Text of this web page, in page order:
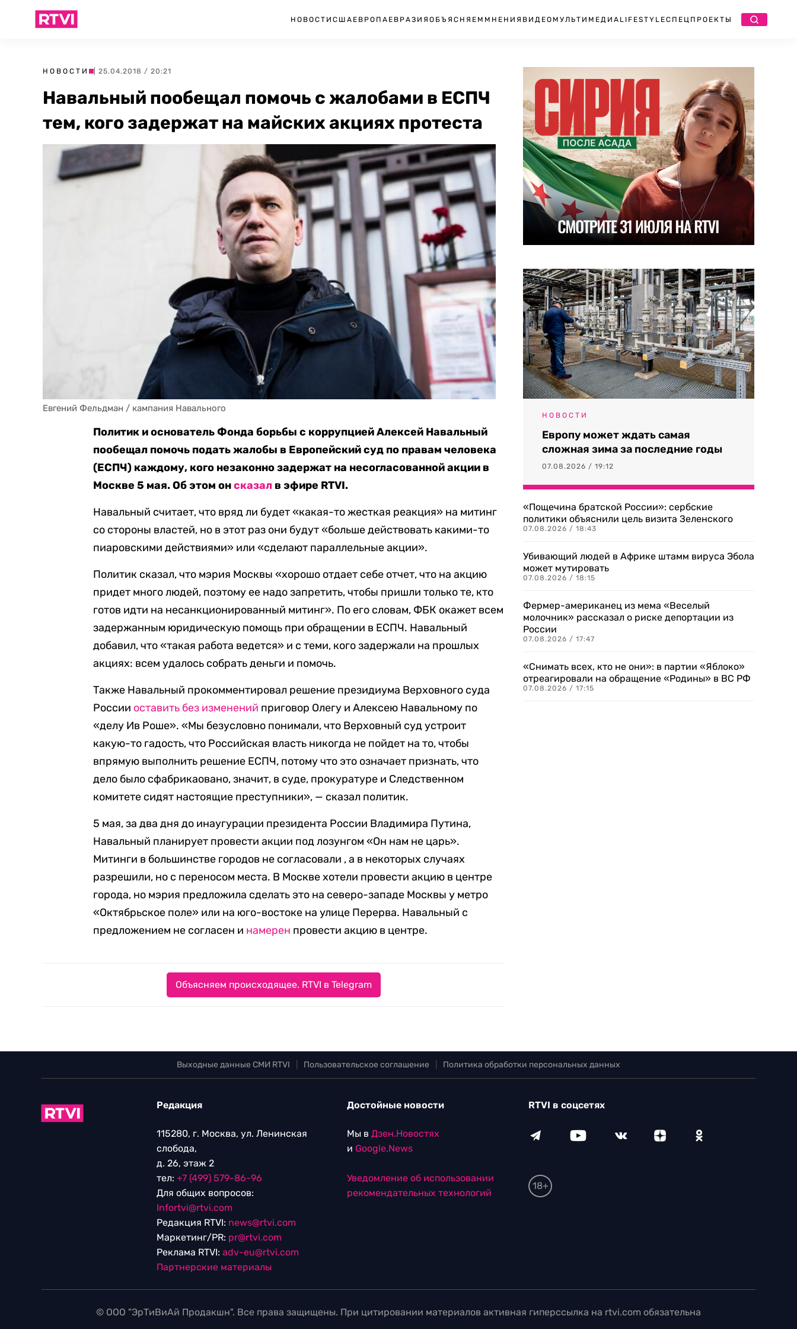
НОВОСТИ США ЕВРОПА ЕВРАЗИЯ ОБЪЯСНЯЕМ МНЕНИЯ ВИДЕО МУЛЬТИМЕДИА LIFESTYLEСПЕЦПРОЕКТЫ
НОВОСТИ | 25.04.2018 / 20:21
Навальный пообещал помочь с жалобами в ЕСПЧ
тем, кого задержат на майских акциях протеста
Евгений Фельдман / кампания Навального
Политик и основатель Фонда борьбы с коррупцией Алексей Навальный
пообещал помочь подать жалобы в Европейский суд по правам человека
(ЕСПЧ) каждому, кого незаконно задержат на несогласованной акции в
Москве 5 мая. Об этом онсказал в эфире RTVI.
Навальный считает, что вряд ли будет «какая-то жесткая реакция» на митинг
со стороны властей, но в этот раз они будут «больше действовать какими-то
пиаровскими действиями» или «сделают параллельные акции».
Политик сказал, что мэрия Москвы «хорошо отдает себе отчет, что на акцию
придет много людей, поэтому ее надо запретить, чтобы пришли только те, кто
готов идти на несанкционированный митинг». По его словам, ФБК окажет всем
задержанным юридическую помощь при обращении в ЕСПЧ. Навальный
добавил, что «такая работа ведется» и с теми, кого задержали на прошлых
акциях: всем удалось собрать деньги и помочь.
Также Навальный прокомментировал решение президиума Верховного суда
России оставить без изменений приговор Олегу и Алексею Навальному по
«делу Ив Роше». «Мы безусловно понимали, что Верховный суд устроит
какую-то гадость, что Российская власть никогда не пойдет на то, чтобы
впрямую выполнить решение ЕСПЧ, потому что это означает признать, что
дело было сфабрикаовано, значит, в суде, прокуратуре и Следственном
комитете сидят настоящие преступники», — сказал политик.
5 мая, за два дня до инаугурации президента России Владимира Путина,
Навальный планирует провести акции под лозунгом «Он нам не царь».
Митинги в большинстве городов не согласовали , а в некоторых случаях
разрешили, но с переносом места. В Москве хотели провести акцию в центре
города, но мэрия предложила сделать это на северо-западе Москвы у метро
«Октябрьское поле» или на юго-востоке на улице Перерва. Навальный с
предложением не согласен и намерен провести акцию в центре.
Объясняем происходящее. RTVI в Telegram
НОВОСТИ
Европу может ждать самая
сложная зима за последние годы
07.08.2026 / 19:12
«Пощечина братской России»: сербские
политики объяснили цель визита Зеленского
07.08.2026 / 18:43
Убивающий людей в Африке штамм вируса Эбола
может мутировать
07.08.2026 / 18:15
Фермер-американец из мема «Веселый
молочник» рассказал о риске депортации из
России
07.08.2026 / 17:47
«Снимать всех, кто не они»: в партии «Яблоко»
отреагировали на обращение «Родины» в ВС РФ
07.08.2026 / 17:15
Выходные данные СМИ RTVI Пользовательское соглашение Политика обработки персональных данных
Редакция
115280, г. Москва, ул. Ленинская
слобода,
д. 26, этаж 2
тел: +7 (499) 579-86-96
Для общих вопросов:
Infortvi@rtvi.com
Редакция RTVI: news@rtvi.com
Маркетинг/PR: pr@rtvi.com
Реклама RTVI: adv-eu@rtvi.com
Партнерские материалы
Достойные новости
Мы в Дзен.Новостях
и Google.News
Уведомление об использовании
рекомендательных технологий
RTVI в соцсетях
18+
© ООО "ЭрТиВиАй Продакшн". Все права защищены. При цитировании материалов активная гиперссылка на rtvi.com обязательна